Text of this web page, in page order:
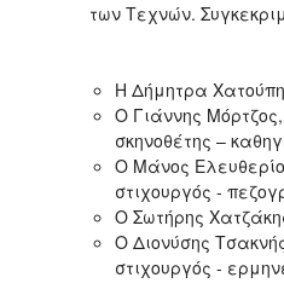
των Τεχνών.
Η Δήμητρα
Ο Γιάννης
σκηνοθέτης –
Ο Μάνος
στιχουργός -
Ο Σωτήρης
Ο Διονύσης
στιχουργός -